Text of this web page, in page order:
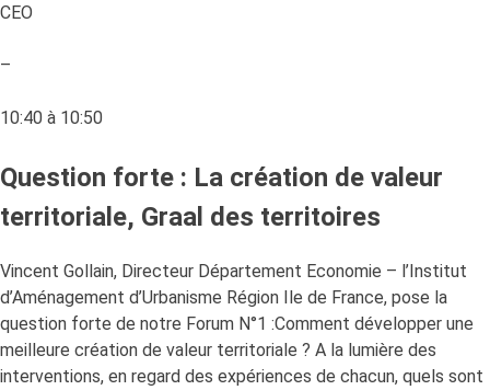
CEO
–
10:40 à 10:50
Question forte : La création de valeur
territoriale, Graal des territoires
Vincent Gollain, Directeur Département Economie – l’Institut
d’Aménagement d’Urbanisme Région Ile de France, pose la
question forte de notre Forum N°1 :Comment développer une
meilleure création de valeur territoriale ? A la lumière des
interventions, en regard des expériences de chacun, quels sont